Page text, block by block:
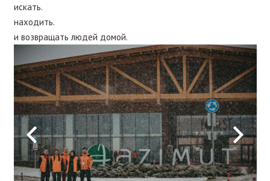
искать.
находить.
и возвращать людей домой.